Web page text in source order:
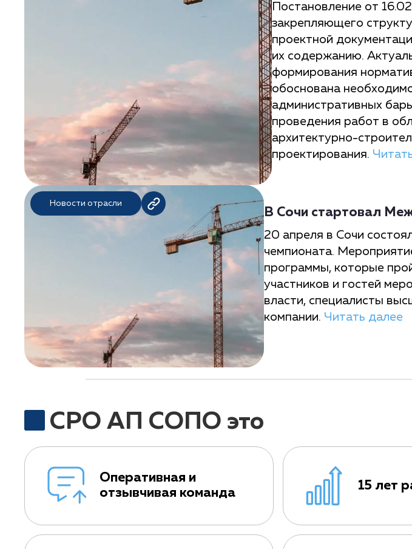
Постановление от
закрепляющего
проектной
их содержанию.
формирования
обоснована
административных
проведения работ в
архитектурно-
проектирования.
Новости отрасли
В Сочи стартовал
20 апреля в Сочи
чемпионата.
программы, которые
участников и гостей
власти, специалисты
компании. Читать далее
СРО АП СОПО это
Оперативная и
отзывчивая команда
15 лет